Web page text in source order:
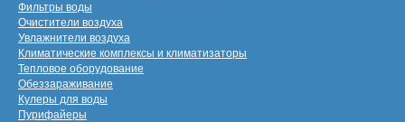
Фильтры воды
Очистители воздуха
Увлажнители воздуха
Климатические комплексы и климатизаторы
Тепловое оборудование
Обеззараживание
Кулеры для воды
Пурифайеры